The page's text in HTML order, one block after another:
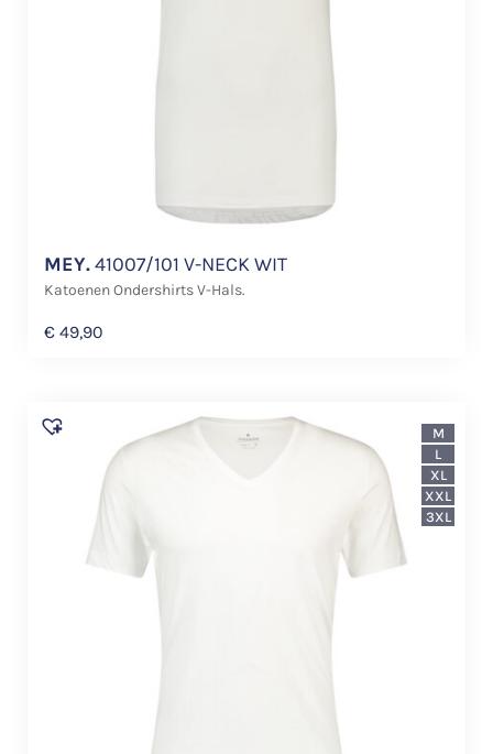
MEY.41007/101 V-NECK WIT
Katoenen Ondershirts V-Hals.
€ 49,90
M
L
XL
XXL
3XL